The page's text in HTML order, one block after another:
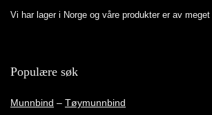
Vi har lager i Norge og våre produkter er av meget
Populære søk
Munnbind – Tøymunnbind